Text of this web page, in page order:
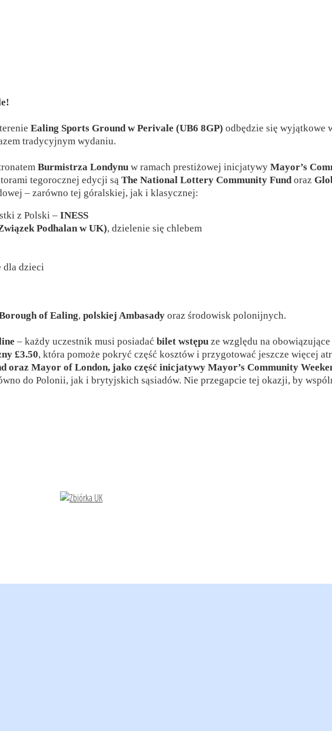
Ealing Sports Ground w Perivale (UB6 8GP) odbędzie się wyjątkowe
tradycyjnym wydaniu.
Burmistrza Londynu w ramach prestiżowej inicjatywy Mayor’s
tegorocznej edycji są The National Lottery Community Fundoraz
– zarówno tej góralskiej, jak i klasycznej:
z Polski – INESS
Podhalan w UK), dzielenie się chlebem
dla dzieci
of Ealing, polskiej Ambasady oraz środowisk polonijnych.
– każdy uczestnik musi posiadać bilet wstępu ze względu na
£3.50, która pomoże pokryć część kosztów i przygotować jeszcze więcej
Mayor of London, jako część inicjatywy Mayor’s Community
do Polonii, jak i brytyjskich sąsiadów. Nie przegapcie tej okazji, by